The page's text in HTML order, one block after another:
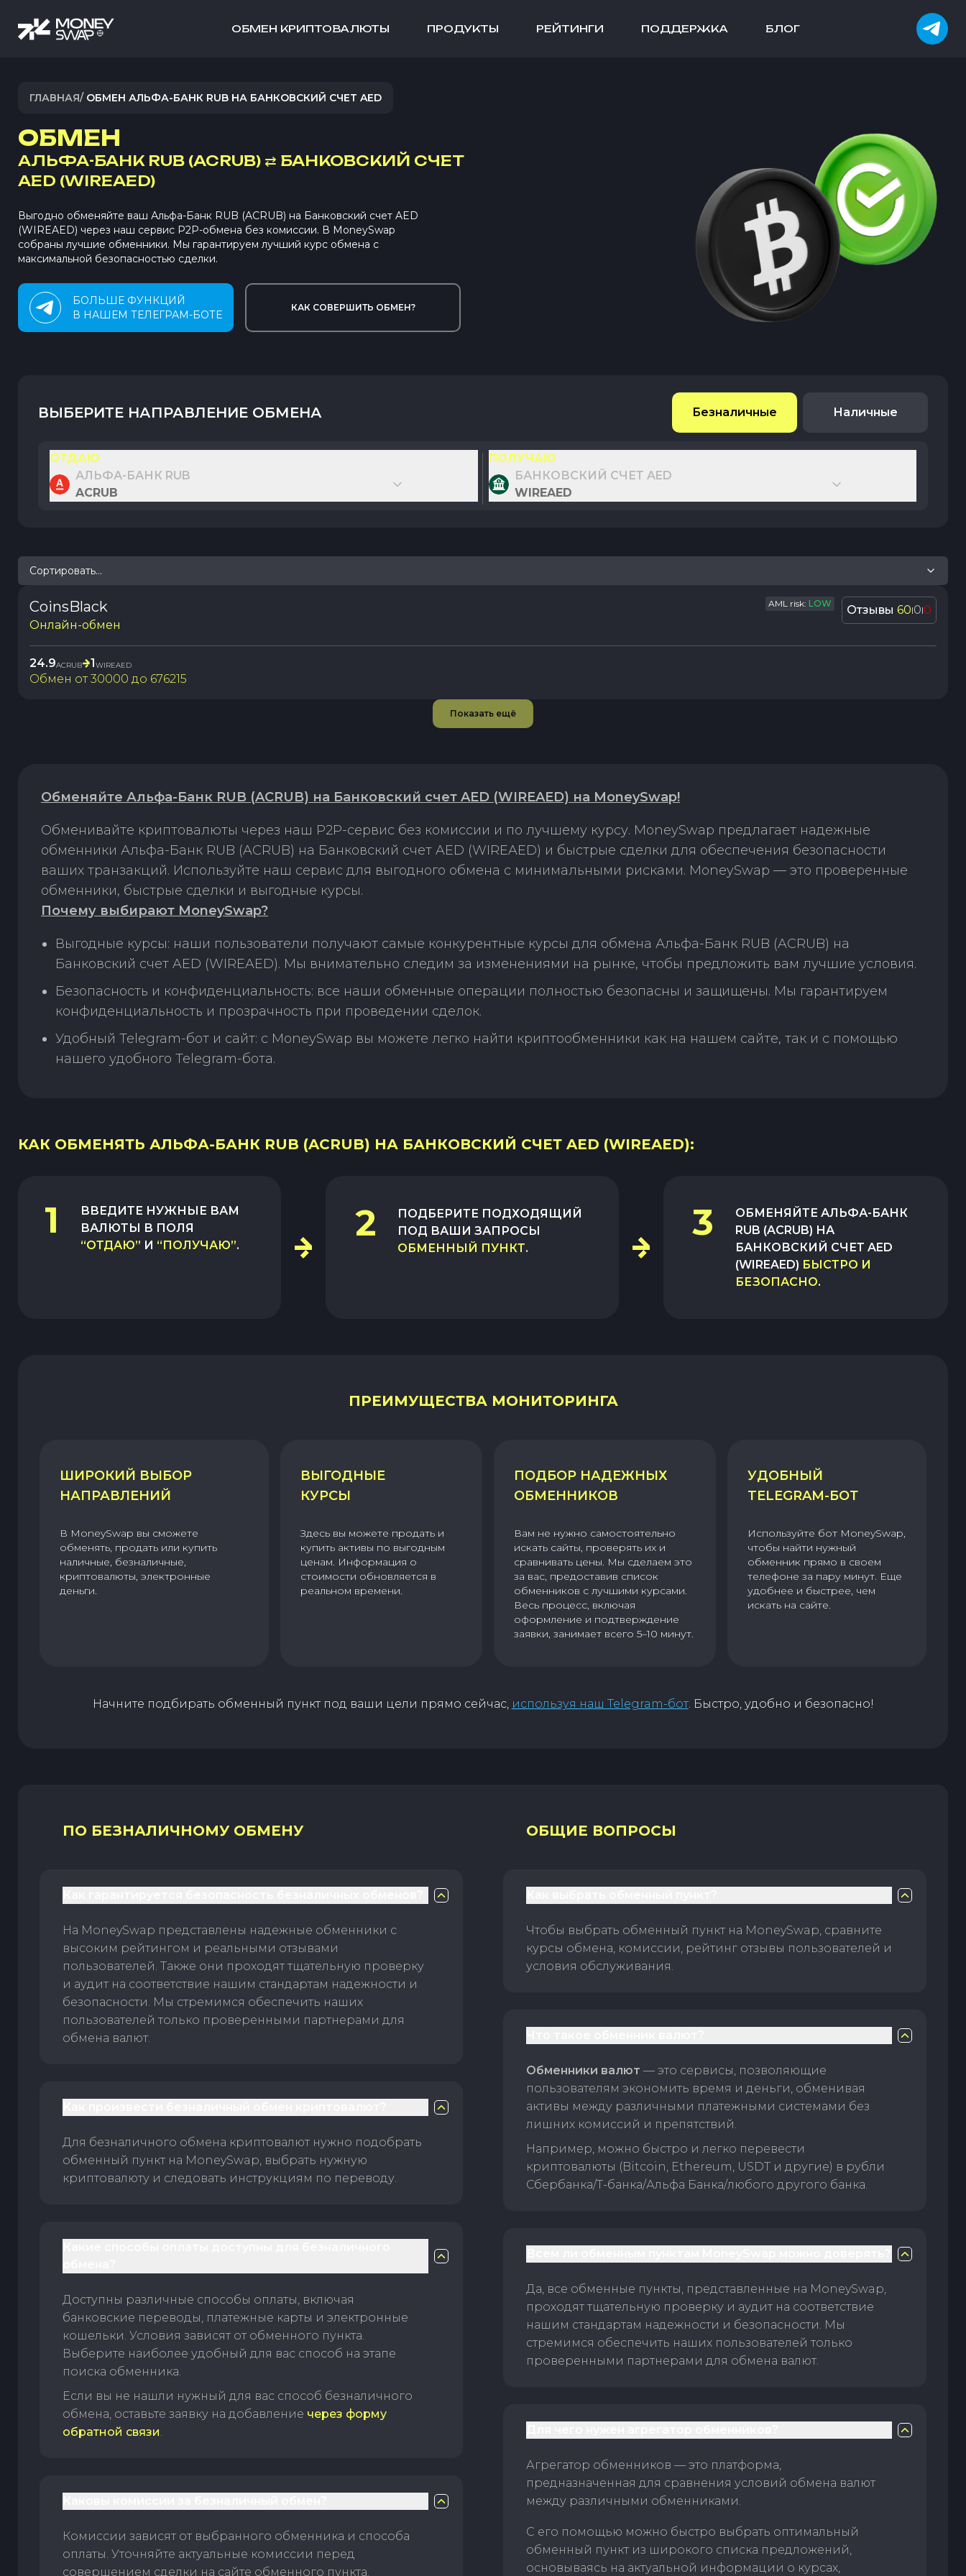
ОБМЕН КРИПТОВАЛЮТЫ ПРОДУКТЫ РЕЙТИНГИ ПОДДЕРЖКА БЛОГ
ГЛАВНАЯ/ ОБМЕН АЛЬФА-БАНК RUB НА БАНКОВСКИЙ СЧЕТ AED
ОБМЕН
АЛЬФА-БАНК RUB (ACRUB) ⇄ БАНКОВСКИЙ СЧЕТ
AED (WIREAED)
Выгодно обменяйте ваш Альфа-Банк RUB (ACRUB) на Банковский счет AED
(WIREAED) через наш сервис P2P-обмена без комиссии. В MoneySwap
собраны лучшие обменники. Мы гарантируем лучший курс обмена с
максимальной безопасностью сделки.
БОЛЬШЕ ФУНКЦИЙ
В НАШЕМ ТЕЛЕГРАМ-БОТЕ
КАК СОВЕРШИТЬ ОБМЕН?
ВЫБЕРИТЕ НАПРАВЛЕНИЕ ОБМЕНА Безналичные Наличные
ОТДАЮ
АЛЬФА-БАНК RUB
ACRUB
ПОЛУЧАЮ
БАНКОВСКИЙ СЧЕТ AED
WIREAED
Сортировать...
CoinsBlack AML risk: LOW
Онлайн-обмен
Отзывы 60|0|0
24.9ACRUB 1WIREAED
Обмен от30000 до 676215
Показать ещё
Обменяйте Альфа-Банк RUB (ACRUB) на Банковский счет AED (WIREAED) на MoneySwap!
Обменивайте криптовалюты через наш P2P-сервис без комиссии и по лучшему курсу. MoneySwap предлагает надежные
обменники Альфа-Банк RUB (ACRUB) на Банковский счет AED (WIREAED) и быстрые сделки для обеспечения безопасности
ваших транзакций. Используйте наш сервис для выгодного обмена с минимальными рисками. MoneySwap — это проверенные
обменники, быстрые сделки и выгодные курсы.
Почему выбирают MoneySwap?
Выгодные курсы: наши пользователи получают самые конкурентные курсы для обмена Альфа-Банк RUB (ACRUB) на
Банковский счет AED (WIREAED). Мы внимательно следим за изменениями на рынке, чтобы предложить вам лучшие условия.
Безопасность и конфиденциальность: все наши обменные операции полностью безопасны и защищены. Мы гарантируем
конфиденциальность и прозрачность при проведении сделок.
Удобный Telegram-бот и сайт: с MoneySwap вы можете легко найти криптообменники как на нашем сайте, так и с помощью
нашего удобного Telegram-бота.
КАК ОБМЕНЯТЬ АЛЬФА-БАНК RUB (ACRUB) НА БАНКОВСКИЙ СЧЕТ AED (WIREAED):
1
ВВЕДИТЕ НУЖНЫЕ ВАМ
ВАЛЮТЫ В ПОЛЯ
“ОТДАЮ” И “ПОЛУЧАЮ”.
2
ПОДБЕРИТЕ ПОДХОДЯЩИЙ
ПОД ВАШИ ЗАПРОСЫ
ОБМЕННЫЙ ПУНКТ.
3 ОБМЕНЯЙТЕ АЛЬФА-БАНК
RUB (ACRUB) НА
БАНКОВСКИЙ СЧЕТ AED
(WIREAED) БЫСТРО И
БЕЗОПАСНО.
ПРЕИМУЩЕСТВА МОНИТОРИНГА
ШИРОКИЙ ВЫБОР
НАПРАВЛЕНИЙ
В MoneySwap вы сможете
обменять, продать или купить
наличные, безналичные,
криптовалюты, электронные
деньги.
ВЫГОДНЫЕ
КУРСЫ
Здесь вы можете продать и
купить активы по выгодным
ценам. Информация о
стоимости обновляется в
реальном времени.
ПОДБОР НАДЕЖНЫХ
ОБМЕННИКОВ
Вам не нужно самостоятельно
искать сайты, проверять их и
сравнивать цены. Мы сделаем это
за вас, предоставив список
обменников с лучшими курсами.
Весь процесс, включая
оформление и подтверждение
заявки, занимает всего 5–10 минут.
УДОБНЫЙ
TELEGRAM-БОТ
Используйте бот MoneySwap,
чтобы найти нужный
обменник прямо в своем
телефоне за пару минут. Еще
удобнее и быстрее, чем
искать на сайте.
Начните подбирать обменный пункт под ваши цели прямо сейчас, используя наш Telegram-бот. Быстро, удобно и безопасно!
ПО БЕЗНАЛИЧНОМУ ОБМЕНУ
На MoneySwap представлены надежные обменники с
высоким рейтингом и реальными отзывами
пользователей. Также они проходят тщательную проверку
и аудит на соответствие нашим стандартам надежности и
безопасности. Мы стремимся обеспечить наших
пользователей только проверенными партнерами для
обмена валют.
Для безналичного обмена криптовалют нужно подобрать
обменный пункт на MoneySwap, выбрать нужную
криптовалюту и следовать инструкциям по переводу.
Доступны различные способы оплаты, включая
банковские переводы, платежные карты и электронные
кошельки. Условия зависят от обменного пункта.
Выберите наиболее удобный для вас способ на этапе
поиска обменника.
Если вы не нашли нужный для вас способ безналичного
обмена, оставьте заявку на добавление через форму
обратной связи.
Комиссии зависят от выбранного обменника и способа
оплаты. Уточняйте актуальные комиссии перед
совершением сделки на сайте обменного пункта.
ОБЩИЕ ВОПРОСЫ
Чтобы выбрать обменный пункт на MoneySwap, сравните
курсы обмена, комиссии, рейтинг отзывы пользователей и
условия обслуживания.
Обменники валют — это сервисы, позволяющие
пользователям экономить время и деньги, обменивая
активы между различными платежными системами без
лишних комиссий и препятствий.
Например, можно быстро и легко перевести
криптовалюты (Bitcoin, Ethereum, USDT и другие) в рубли
Сбербанка/Т-банка/Альфа Банка/любого другого банка.
Да, все обменные пункты, представленные на MoneySwap,
проходят тщательную проверку и аудит на соответствие
нашим стандартам надежности и безопасности. Мы
стремимся обеспечить наших пользователей только
проверенными партнерами для обмена валют.
Агрегатор обменников — это платформа,
предназначенная для сравнения условий обмена валют
между различными обменниками.
С его помощью можно быстро выбрать оптимальный
обменный пункт из широкого списка предложений,
основываясь на актуальной информации о курсах,